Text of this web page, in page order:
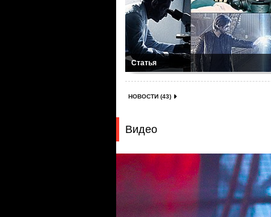
Статья
НОВОСТИ (43)
Видео